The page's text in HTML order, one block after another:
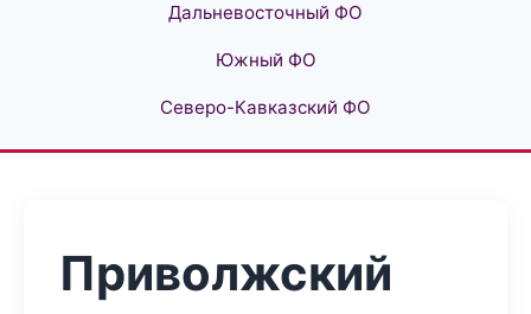
Дальневосточный ФО
Южный ФО
Северо-Кавказский ФО
Приволжский